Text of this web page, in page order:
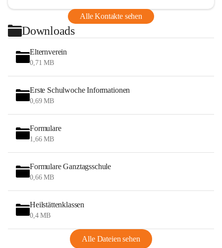
Alle Kontakte sehen
Downloads
Elternverein
0,71 MB
Erste Schulwoche Informationen
0,69 MB
Formulare
1,66 MB
Formulare Ganztagsschule
0,66 MB
Heilstättenklassen
0,4 MB
Alle Dateien sehen